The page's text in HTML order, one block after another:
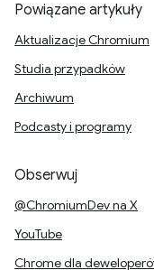
Powiązane artykuły
Aktualizacje Chromium
Studia przypadków
Archiwum
Podcasty i programy
Obserwuj
@ChromiumDev na X
YouTube
Chrome dla